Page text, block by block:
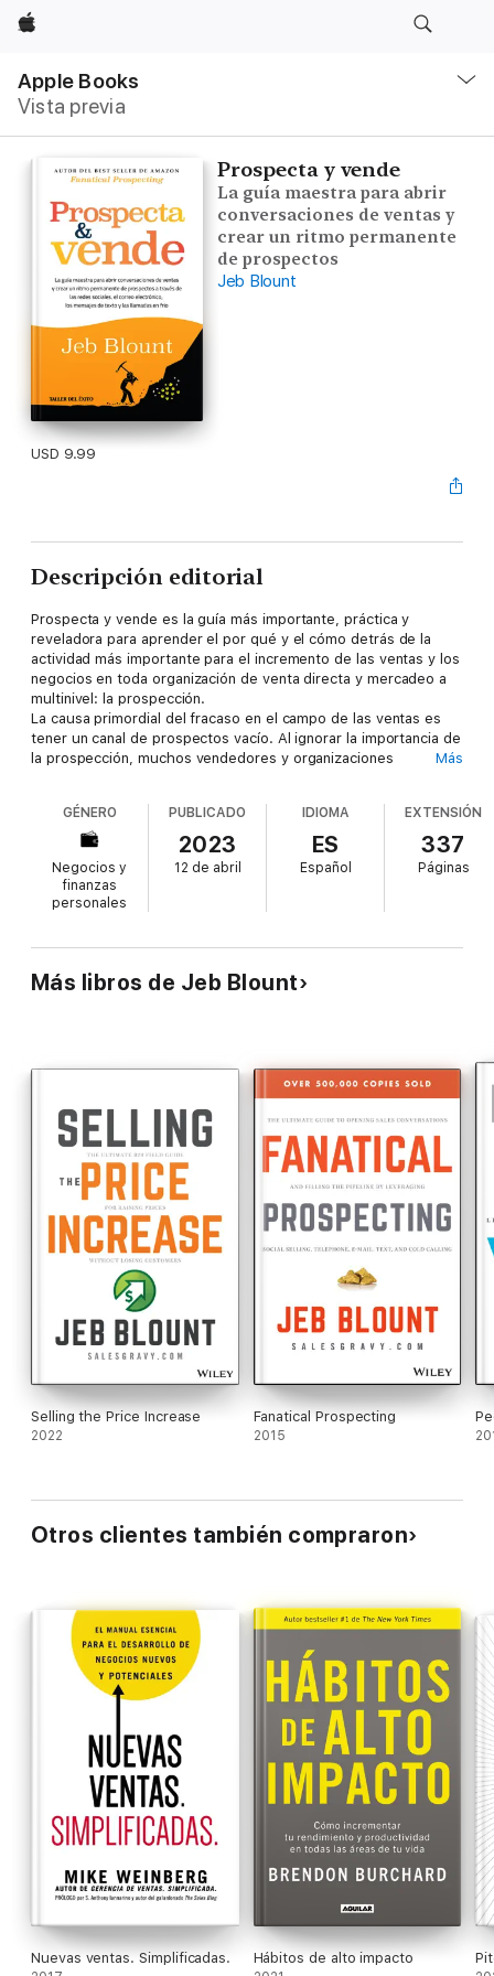
Apple
Apple Books
Vista previa
local
Abrir
Prospecta y vende
La guía maestra para abrir
conversaciones de ventas y
crear un ritmo permanente
de prospectos
Jeb Blount
USD 9.99
Descripción editorial
Prospecta y vende es la guía más importante, práctica y
reveladora para aprender el por qué y el cómo detrás de la
actividad más importante para el incremento de las ventas y los
negocios en toda organización de venta directa y mercadeo a
multinivel: la prospección.
La causa primordial del fracaso en el campo de las ventas es
tener un canal de prospectos vacío. Al ignorar la importancia de
la prospección, muchos vendedores y organizaciones
bestseller de 7 libros en el área de las ventas, describe paso a
paso un estilo de prospección que funciona para personas
reales, en un mundo real, con perspectivas reales.
Prospecta y vende nos da las claves para mantener una lista
llena de oportunidades calificadas y evitar caídas debilitantes
de las ventas, aprovechando una metodología equilibrada a
que cualquier profesional en las ventas, novato o experto,
necesita para llenar su agenda de prospectos potenciales de
Más
GÉNERO
Negocios y
finanzas
personales
PUBLICADO
2023
12 de abril
IDIOMA
ES
Español
EXTENSIÓN
337
Páginas
Más libros de Jeb Blount
Selling the Price Increase
2022
Fanatical Prospecting
2015
Otros clientes también compraron
Nuevas ventas. Simplificadas. Hábitos de alto impacto